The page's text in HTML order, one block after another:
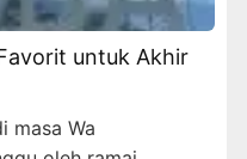
untuk Akhir
masa Wa